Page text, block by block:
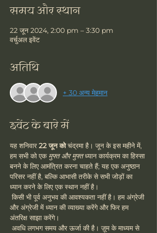
समय और स्थान
22 जून 2024, 2:00 pm – 3:30 pm
वर्चुअल इवेंट
अतिथि
+ 30 अन्य मेहमान
इवेंट के बारे में
यह शनिवार 22 जून को चंद्रमा है। जून के इस महीने में,
हम सभी को एक मुफ्त और मुफ्त ध्यान कार्यक्रम का हिस्सा
बनने के लिए आमंत्रित करना चाहते हैं; यह एक अनुष्ठान
परिसर नहीं है, बल्कि आभासी तरीके से सभी जोड़ों का
ध्यान करने के लिए एक स्थान नहीं है।
और अंग्रेजी में ध्यान की व्याख्या करेंगे और फिर हम
अंतरिक्ष साझा करेंगे।
अवधि लगभग समय और ऊर्जा की है। ज़ूम के माध्यम से